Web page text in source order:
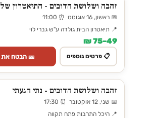
זהבה ושלושת הדובים - התיאטרון
📅 ראשון, 16 אוגוסט ⏰ 11:00
📍 תיאטרון הבית גולדה ע"ש גברי לוי
49–75 ₪
📋 פרטים נוספים 🎫 הבטח
זהבה ושלושת הדובים - נתי הגעתי
📅 שני, 12 אוקטובר ⏰ 17:30
📍 היכל התרבות פתח תקווה